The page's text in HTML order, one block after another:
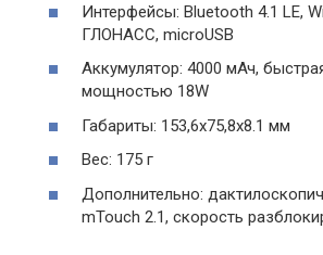
Интерфейсы: Bluetooth 4.1 LE,
ГЛОНАСС, microUSB
Аккумулятор: 4000 мАч,
мощностью 18W
Габариты: 153,6х75,8х8.1 мм
Вес: 175 г
Дополнительно:
mTouch 2.1, скорость